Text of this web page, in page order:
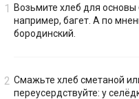
Возьмите хлеб для
например, багет. А по
бородинский.
Смажьте хлеб сметаной
переусердствуйте: у